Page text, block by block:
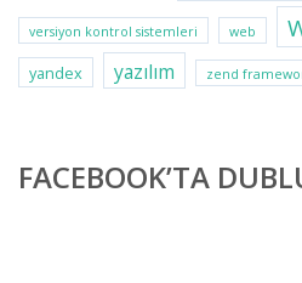
versiyon kontrol sistemleri web
yandex
yazılım zend
FACEBOOK’TA